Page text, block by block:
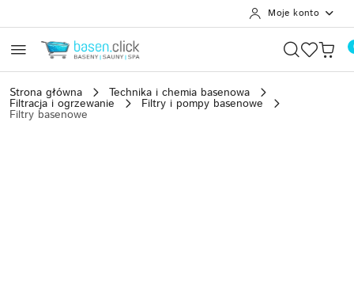
Moje konto
Strona główna Technika i chemia basenowa
Filtracja i ogrzewanie Filtry i pompy basenowe
Filtry basenowe